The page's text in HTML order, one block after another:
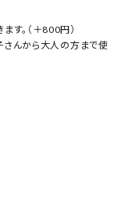
す。（＋800円）
さんから大人の方まで使